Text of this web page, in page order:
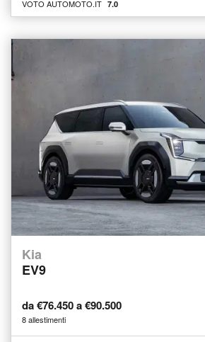
VOTO AUTOMOTO.IT 7.0
Kia
EV9
da €76.450 a €90.500
8 allestimenti